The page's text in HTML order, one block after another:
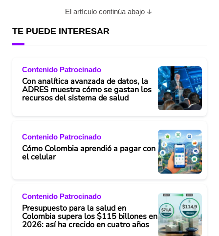
El artículo continúa abajo
TE PUEDE INTERESAR
Contenido Patrocinado
Con analítica avanzada de datos, la
ADRES muestra cómo se gastan los
recursos del sistema de salud
Contenido Patrocinado
Cómo Colombia aprendió a pagar con
el celular
Contenido Patrocinado
Presupuesto para la salud en
Colombia supera los $115 billones en
2026: así ha crecido en cuatro años